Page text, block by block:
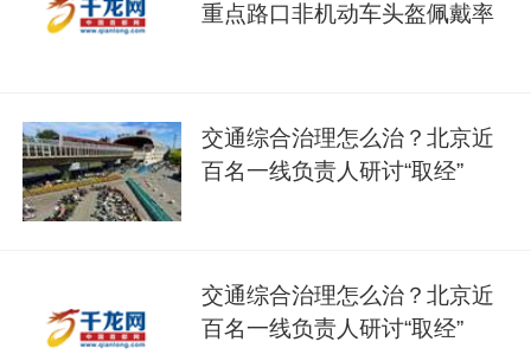
重点路口非机动车头盔佩戴率
交通综合治理怎么治？北京近
百名一线负责人研讨“取经”
交通综合治理怎么治？北京近
百名一线负责人研讨“取经”